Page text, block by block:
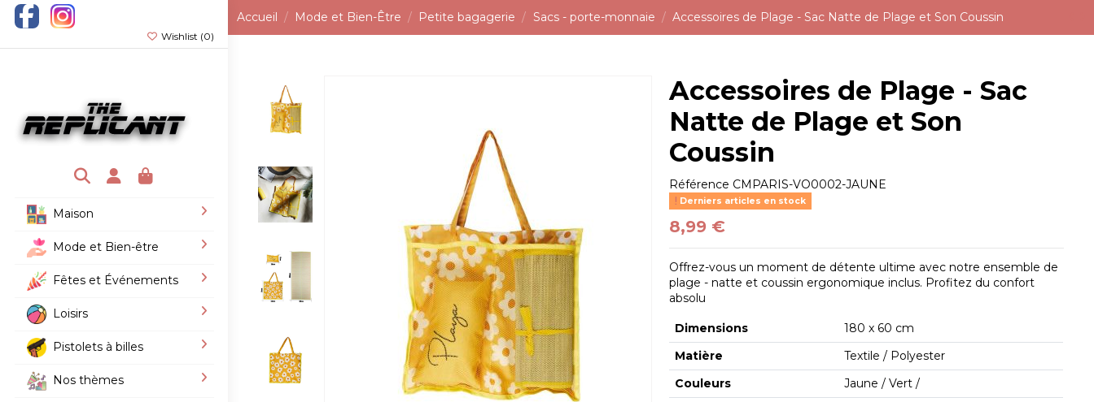
Wishlist (0)
Maison
Mode et Bien-être
Fêtes et Événements
Loisirs
Pistolets à billes
Nos thèmes
Accueil Mode et Bien-Être Petite bagagerie Sacs - porte-monnaie Accessoires de Plage - Sac Natte de Plage et Son Coussin
Accessoires de Plage - Sac
Natte de Plage et Son
Coussin
Référence CMPARIS-VO0002-JAUNE
Derniers articles en stock
8,99 €
Offrez-vous un moment de détente ultime avec notre ensemble de
plage - natte et coussin ergonomique inclus. Profitez du confort
absolu
Dimensions
180 x 60 cm
Matière
Textile / Polyester
Couleurs
Jaune / Vert /